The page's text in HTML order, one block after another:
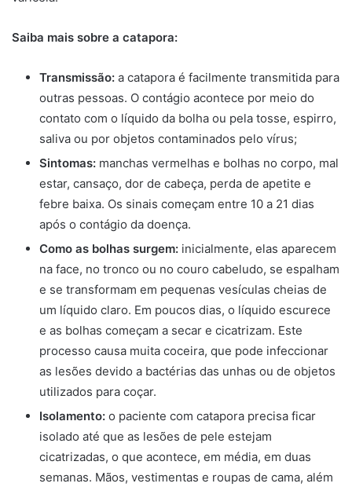
Saiba mais sobre a catapora:
Transmissão: a catapora é facilmente transmitida para
outras pessoas. O contágio acontece por meio do
contato com o líquido da bolha ou pela tosse, espirro,
saliva ou por objetos contaminados pelo vírus;
Sintomas: manchas vermelhas e bolhas no corpo, mal
estar, cansaço, dor de cabeça, perda de apetite e
febre baixa. Os sinais começam entre 10 a 21 dias
após o contágio da doença.
Como as bolhas surgem: inicialmente, elas aparecem
na face, no tronco ou no couro cabeludo, se espalham
e se transformam em pequenas vesículas cheias de
um líquido claro. Em poucos dias, o líquido escurece
e as bolhas começam a secar e cicatrizam. Este
processo causa muita coceira, que pode infeccionar
as lesões devido a bactérias das unhas ou de objetos
utilizados para coçar.
Isolamento: o paciente com catapora precisa ficar
isolado até que as lesões de pele estejam
cicatrizadas, o que acontece, em média, em duas
semanas. Mãos, vestimentas e roupas de cama, além